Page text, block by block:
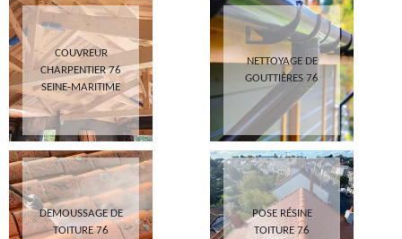
COUVREUR
CHARPENTIER 76
SEINE-MARITIME
NETTOYAGE DE
GOUTTIÈRES 76
DEMOUSSAGE DE
TOITURE 76
POSE RÉSINE
TOITURE 76